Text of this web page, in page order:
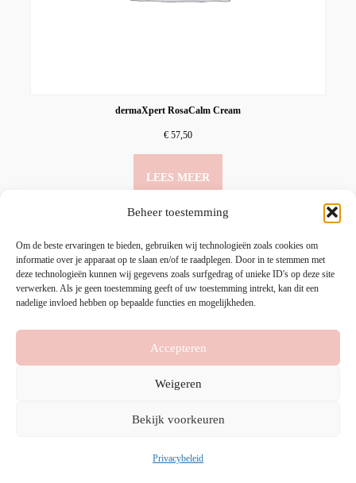
Beheer toestemming
Om de beste ervaringen te bieden, gebruiken wij technologieën zoals cookies om
informatie over je apparaat op te slaan en/of te raadplegen. Door in te stemmen met
deze technologieën kunnen wij gegevens zoals surfgedrag of unieke ID's op deze site
verwerken. Als je geen toestemming geeft of uw toestemming intrekt, kan dit een
nadelige invloed hebben op bepaalde functies en mogelijkheden.
Accepteren
Weigeren
Bekijk voorkeuren
Privacybeleid
dermaXpert RosaCalm Cream
€ 57,50
LEES MEER
Stalpaert IT & Development